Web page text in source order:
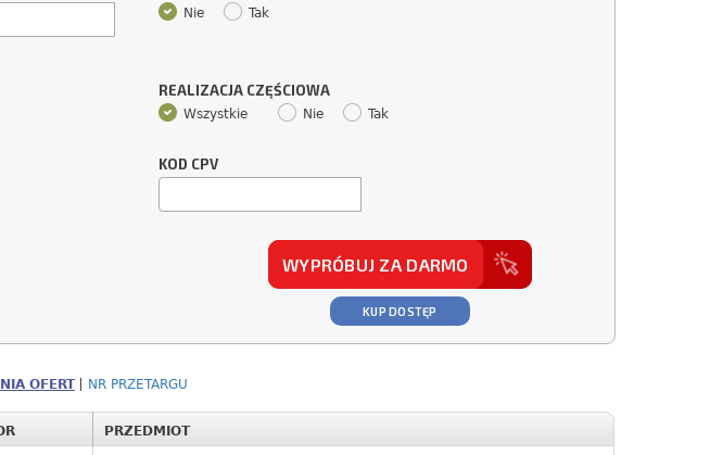
Nie Tak
REALIZACJA CZĘŚCIOWA
Wszystkie Nie Tak
KOD CPV
WYPRÓBUJ ZA DARMO
KUP DOSTĘP
OFERT NR PRZETARGU
PRZEDMIOT